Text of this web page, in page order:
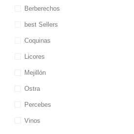
Berberechos
best Sellers
Coquinas
Licores
Mejillón
Ostra
Percebes
Vinos